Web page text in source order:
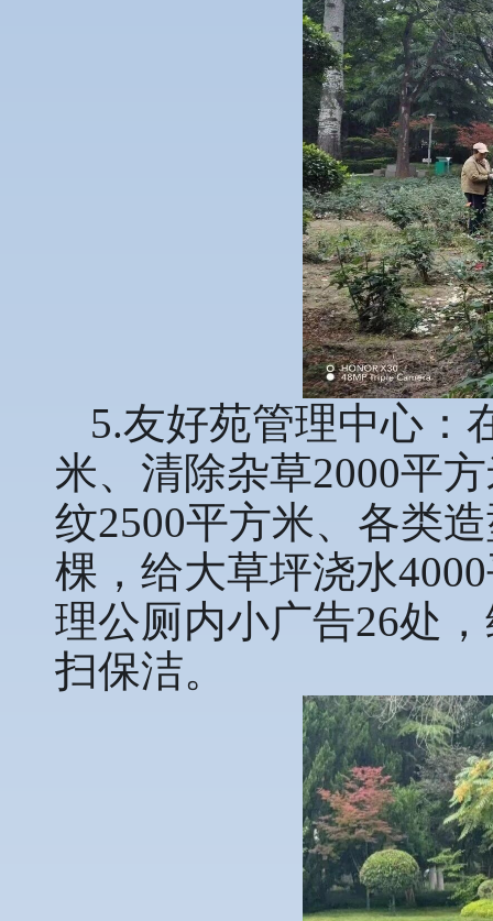
5.友好苑管理中心：
米、清除杂草2000平
纹2500平方米、各类
棵，给大草坪浇水
理公厕内小广告26处
扫保洁。